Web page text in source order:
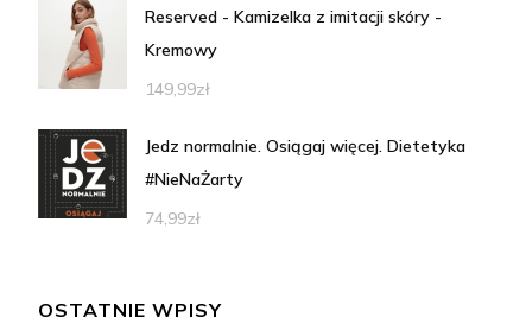
Reserved - Kamizelka z imitacji skóry -
Kremowy
149,99zł
Jedz normalnie. Osiągaj więcej. Dietetyka
#NieNaŻarty
74,99zł
OSTATNIE WPISY